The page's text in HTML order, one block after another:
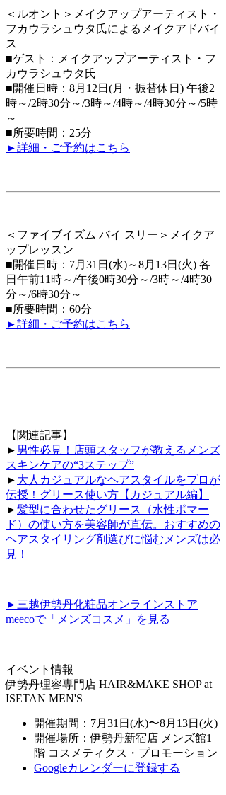
＜ルオント＞ メイクアップアーティスト・
フカウラシュウタ氏によるメイクアドバイ
ス
■ゲスト：メイクアップアーティスト・フ
カウラシュウタ氏
■開催日時：8月12日(月・振替休日) 午後2
時～/2時30分～/3時～/4時～/4時30分～/5時
～
■所要時間：25分
►詳細・ご予約はこちら
＜ファイブイズム バイ スリー＞メイクア
ップレッスン
■開催日時：7月31日(水)～8月13日(火) 各
日午前11時～/午後0時30分～/3時～/4時30
分～/6時30分～
■所要時間：60分
►詳細・ご予約はこちら
【関連記事】
► 男性必見！店頭スタッフが教えるメンズ
スキンケアの“3ステップ”
► 大人カジュアルなヘアスタイルをプロが
伝授！グリース使い方【カジュアル編】
►髪型に合わせたグリース（水性ポマー
ド）の使い方を美容師が直伝。おすすめの
ヘアスタイリング剤選びに悩むメンズは必
見！
►三越伊勢丹化粧品オンラインストア
meecoで「メンズコスメ」を見る
イベント情報
伊勢丹理容専門店 HAIR&MAKE SHOP at
ISETAN MEN'S
開催期間：7月31日(水)〜8月13日(火)
開催場所：伊勢丹新宿店 メンズ館1
階 コスメティクス・プロモーション
Googleカレンダーに登録する